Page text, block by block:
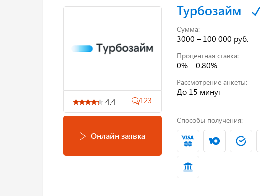
4.4 123
Онлайн заявка
Турбозайм
Сумма:
3000 – 100 000 руб.
Процентная ставка:
0% – 0.80%
Рассмотрение анкеты:
До 15 минут
Способы получения: